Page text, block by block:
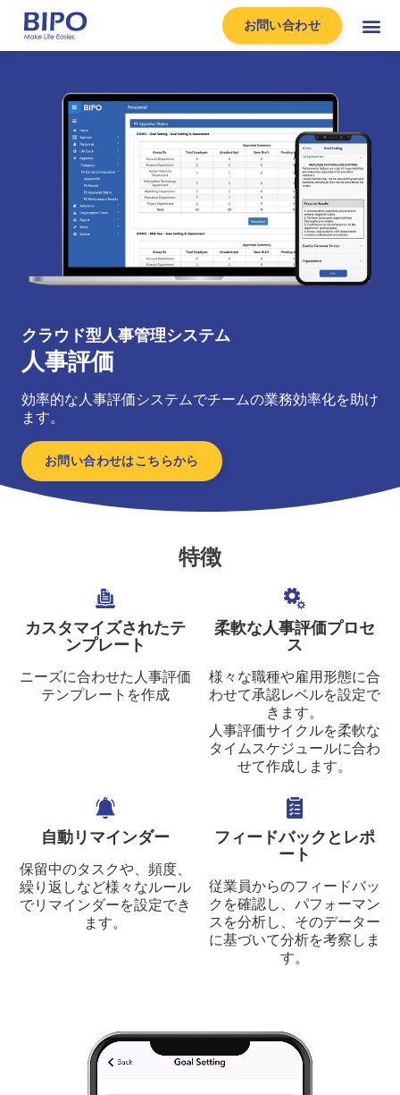
お問い合わせ
クラウド型人事管理システム
人事評価
効率的な人事評価システムでチームの業務効率化を助け
ます。
お問い合わせはこちらから
特徴
カスタマイズされたテ
ンプレート
ニーズに合わせた人事評価
テンプレートを作成
柔軟な人事評価プロセ
ス
様々な職種や雇用形態に合
わせて承認レベルを設定で
きます。
人事評価サイクルを柔軟な
タイムスケジュールに合わ
せて作成します。
自動リマインダー
保留中のタスクや、頻度、
繰り返しなど様々なルール
でリマインダーを設定でき
ます。
フィードバックとレポ
ート
従業員からのフィードバッ
クを確認し、パフォーマン
スを分析し、そのデーター
に基づいて分析を考察しま
す。